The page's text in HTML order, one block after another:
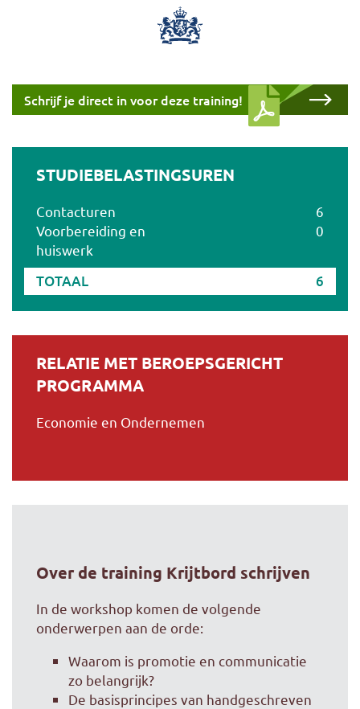
Schrijf je direct in voor deze training! Download cursus
STUDIEBELASTINGSUREN
Contacturen
6
Voorbereiding en
huiswerk
0
TOTAAL 6
RELATIE MET BEROEPSGERICHT
PROGRAMMA
Economie en Ondernemen
Over de training Krijtbord schrijven
In de workshop komen de volgende
onderwerpen aan de orde:
Waarom is promotie en communicatie
zo belangrijk?
De basisprincipes van handgeschreven